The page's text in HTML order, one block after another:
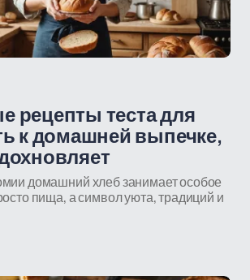
рецепты теста для
к домашней выпечке,
домашний хлеб занимает особое
пища, а символ уюта, традиций и